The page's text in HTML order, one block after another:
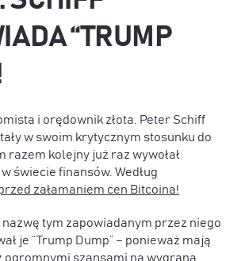
“TRUMP
i orędownik złota, Peter Schiff
w swoim krytycznym stosunku do
razem kolejny już raz wywołał
świecie finansów. Według
załamaniem cen Bitcoina!
nazwę tym zapowiadanym przez niego
je “Trump Dump” – ponieważ mają
ogromnymi szansami na wygraną